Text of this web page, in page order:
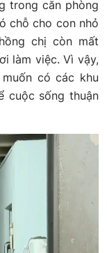
trong căn phòng
chỗ cho con nhỏ
chị còn mất
làm việc. Vì vậy,
có các khu
cuộc sống thuận